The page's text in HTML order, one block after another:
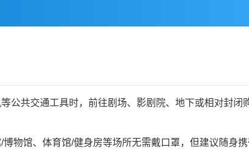
交通工具时，前往剧场、影剧院、地下或相对封闭
馆、体育馆/健身房等场所无需戴口罩，但建议随身携